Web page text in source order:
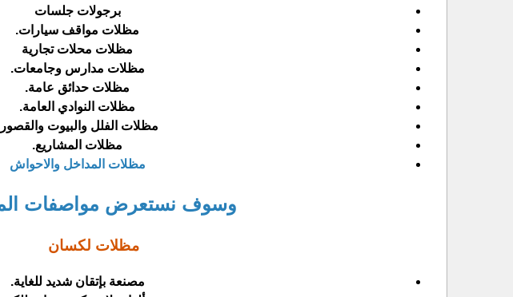
برجولات جلسات
مظلات مواقف سيارات.
مظلات محلات تجارية
مظلات مدارس وجامعات.
مظلات حدائق عامة.
مظلات النوادي العامة.
مظلات الفلل والبيوت
مظلات المشاريع.
مظلات المداخل والاحواش
وسوف نستعرض مواصفات
مظلات لكسان
مصنعة بإتقان شديد للغاية.